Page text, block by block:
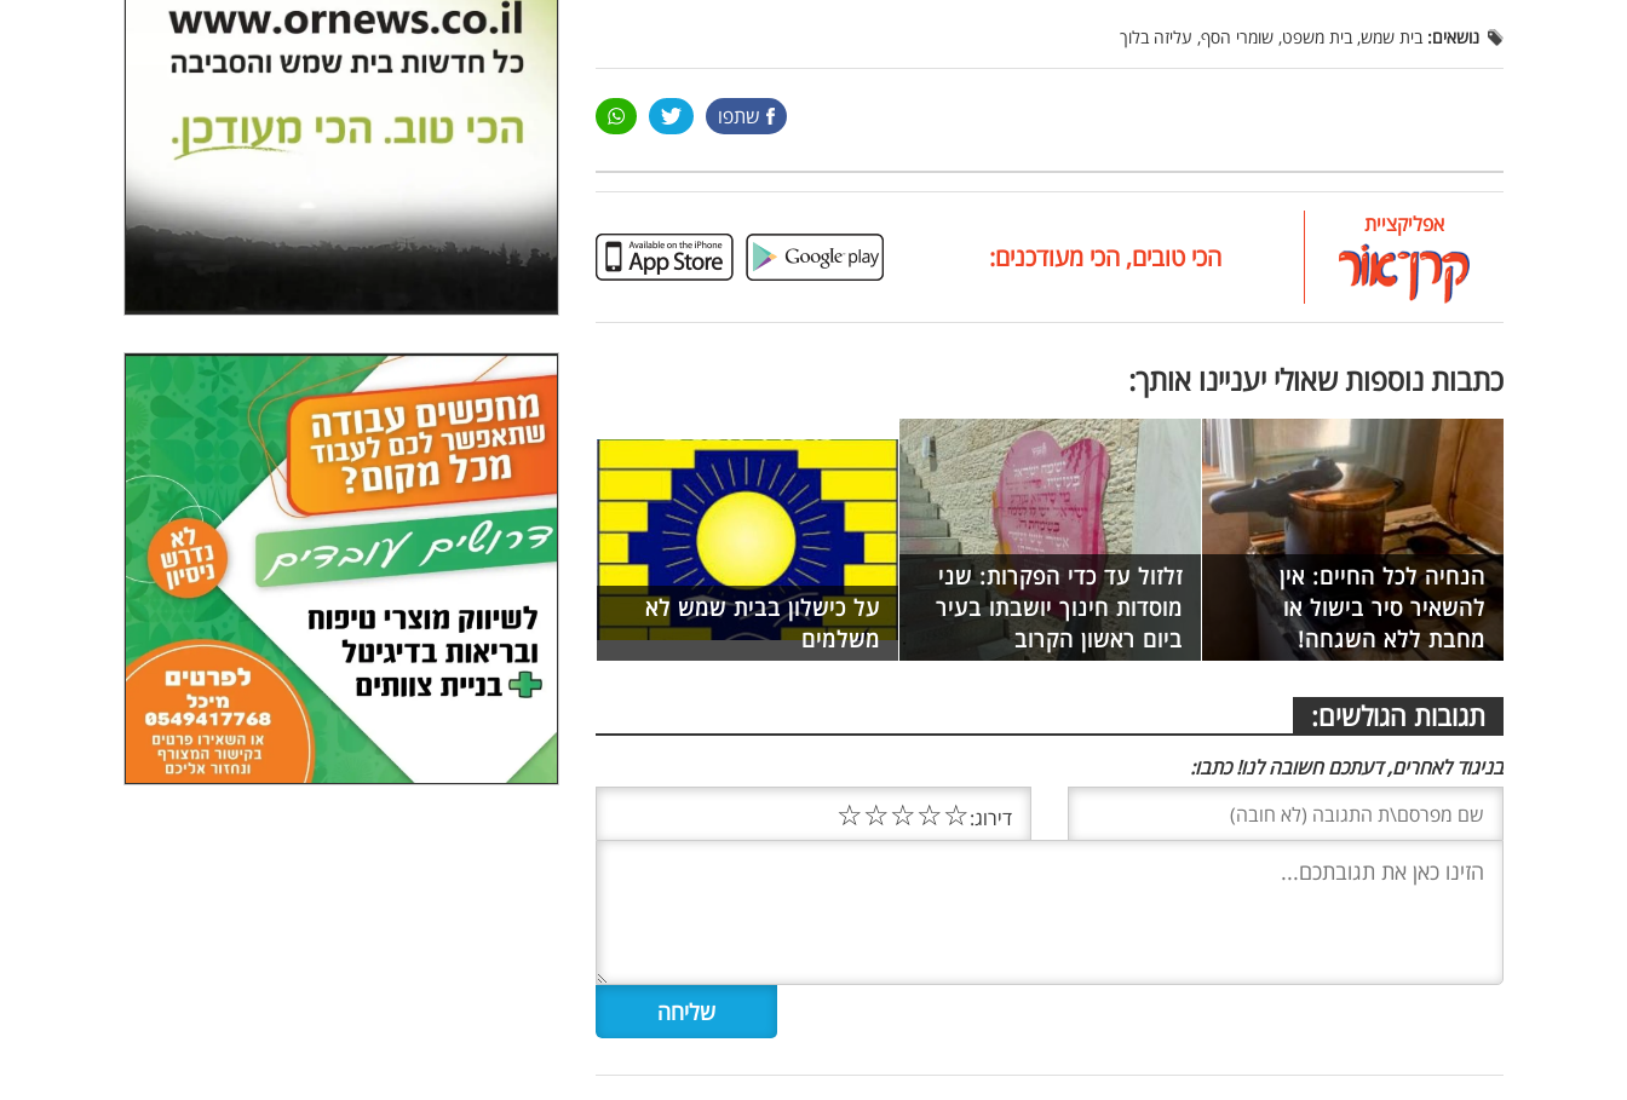
נושאים: בית שמש, בית משפט, שומרי הסף, עליזה בלוך
שתפו
אפליקציית
הכי טובים, הכי מעודכנים:
כתבות נוספות שאולי יעניינו אותך:
הנחיה לכל החיים: אין
להשאיר סיר בישול או
מחבת ללא השגחה!
זלזול עד כדי הפקרות: שני
מוסדות חינוך יושבתו בעיר
ביום ראשון הקרוב
על כישלון בבית שמש לא
משלמים
תגובות הגולשים:
בניגוד לאחרים, דעתכם חשובה לנו! כתבו:
דירוג:☆
☆
☆
☆
☆